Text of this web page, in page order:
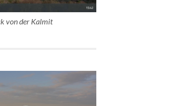
von der Kalmit